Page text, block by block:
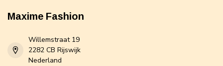
Maxime Fashion
Willemstraat 19
2282 CB Rijswijk
Nederland